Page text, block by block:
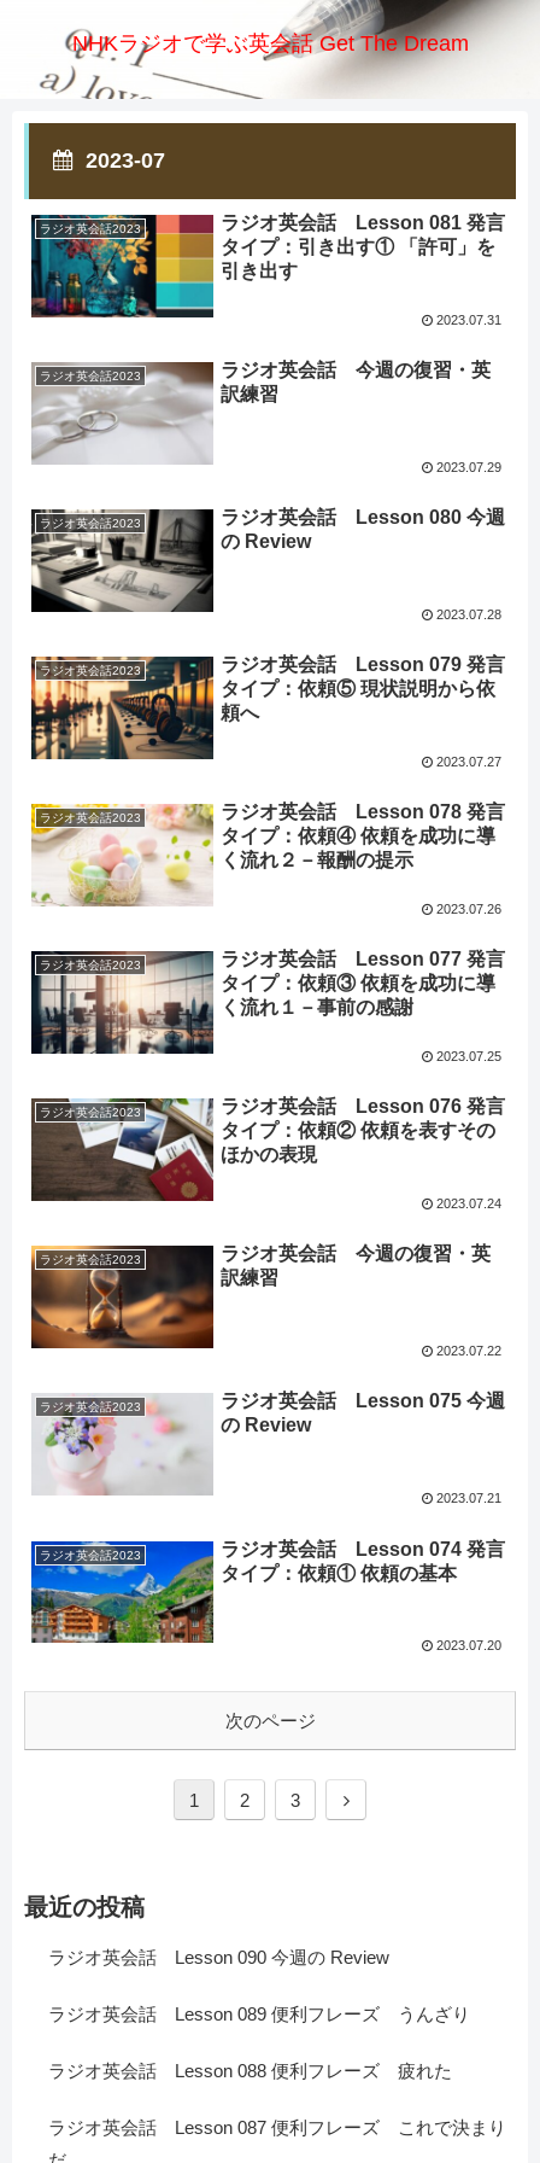
NHKラジオで学ぶ英会話 Get The Dream
2023-07
ラジオ英会話2023
ラジオ英会話 Lesson 081 発言
タイプ：引き出す① 「許可」を
引き出す
2023.07.31
ラジオ英会話2023
ラジオ英会話 今週の復習・英
訳練習
2023.07.29
ラジオ英会話2023
ラジオ英会話 Lesson 080 今週
の Review
2023.07.28
ラジオ英会話2023
ラジオ英会話 Lesson 079 発言
タイプ：依頼⑤ 現状説明から依
頼へ
2023.07.27
ラジオ英会話2023
ラジオ英会話 Lesson 078 発言
タイプ：依頼④ 依頼を成功に導
く流れ２－報酬の提示
2023.07.26
ラジオ英会話2023
ラジオ英会話 Lesson 077 発言
タイプ：依頼③ 依頼を成功に導
く流れ１－事前の感謝
2023.07.25
ラジオ英会話2023
ラジオ英会話 Lesson 076 発言
タイプ：依頼② 依頼を表すその
ほかの表現
2023.07.24
ラジオ英会話2023
ラジオ英会話 今週の復習・英
訳練習
2023.07.22
ラジオ英会話2023
ラジオ英会話 Lesson 075 今週
の Review
2023.07.21
ラジオ英会話2023
ラジオ英会話 Lesson 074 発言
タイプ：依頼① 依頼の基本
2023.07.20
次のページ
1 2 3
最近の投稿
ラジオ英会話 Lesson 090 今週の Review
ラジオ英会話 Lesson 089 便利フレーズ うんざり
ラジオ英会話 Lesson 088 便利フレーズ 疲れた
ラジオ英会話 Lesson 087 便利フレーズ これで決まり